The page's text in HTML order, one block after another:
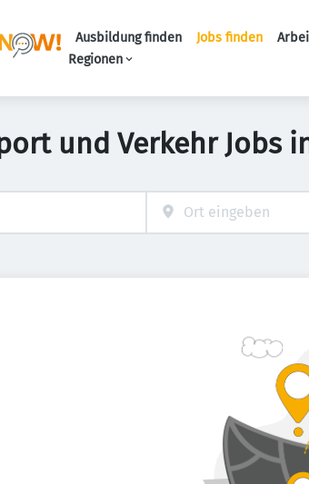
Ausbildung finden Jobs finden
Regionen
und Verkehr Jobs